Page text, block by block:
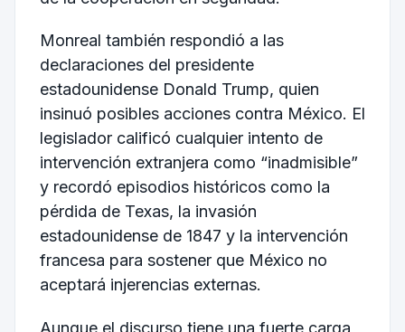
Monreal también respondió a las
declaraciones del presidente
estadounidense Donald Trump, quien
insinuó posibles acciones contra México. El
legislador calificó cualquier intento de
intervención extranjera como “inadmisible”
y recordó episodios históricos como la
pérdida de Texas, la invasión
estadounidense de 1847 y la intervención
francesa para sostener que México no
aceptará injerencias externas.
Aunque el discurso tiene una fuerte carga